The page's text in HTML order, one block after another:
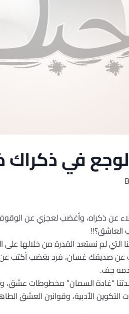
في ذكراك
ذكراه، وأغضب لعجزي عن الوقوف
العاشق؟!!
لم نستعد القدرة من خلالها على
عن صديقك غسان، فرد بغضب أكتب عن
دمه جف.
“غادة السمان” مخطوطات عشق،
الأدبية، وقوانين العشق